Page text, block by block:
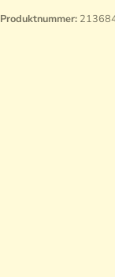
Produktnummer: